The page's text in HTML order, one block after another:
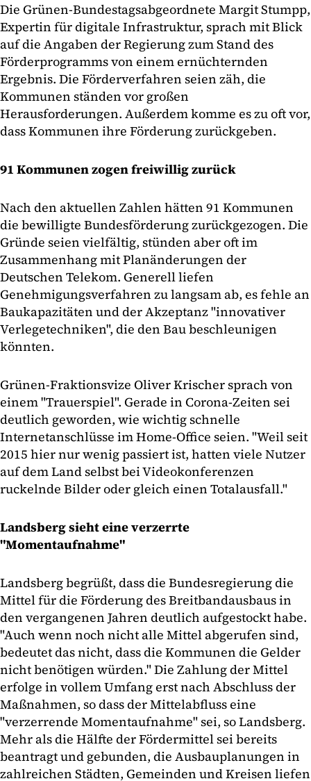
Die Grünen-Bundestagsabgeordnete Margit Stumpp,
Expertin für digitale Infrastruktur, sprach mit Blick
auf die Angaben der Regierung zum Stand des
Förderprogramms von einem ernüchternden
Ergebnis. Die Förderverfahren seien zäh, die
Kommunen ständen vor großen
Herausforderungen. Außerdem komme es zu oft vor,
dass Kommunen ihre Förderung zurückgeben.
91 Kommunen zogen freiwillig zurück
Nach den aktuellen Zahlen hätten 91 Kommunen
die bewilligte Bundesförderung zurückgezogen. Die
Gründe seien vielfältig, stünden aber oft im
Zusammenhang mit Planänderungen der
Deutschen Telekom. Generell liefen
Genehmigungsverfahren zu langsam ab, es fehle an
Baukapazitäten und der Akzeptanz "innovativer
Verlegetechniken", die den Bau beschleunigen
könnten.
Grünen-Fraktionsvize Oliver Krischer sprach von
einem "Trauerspiel". Gerade in Corona-Zeiten sei
deutlich geworden, wie wichtig schnelle
Internetanschlüsse im Home-Office seien. "Weil seit
2015 hier nur wenig passiert ist, hatten viele Nutzer
auf dem Land selbst bei Videokonferenzen
ruckelnde Bilder oder gleich einen Totalausfall."
Landsberg sieht eine verzerrte
"Momentaufnahme"
Landsberg begrüßt, dass die Bundesregierung die
Mittel für die Förderung des Breitbandausbaus in
den vergangenen Jahren deutlich aufgestockt habe.
"Auch wenn noch nicht alle Mittel abgerufen sind,
bedeutet das nicht, dass die Kommunen die Gelder
nicht benötigen würden." Die Zahlung der Mittel
erfolge in vollem Umfang erst nach Abschluss der
Maßnahmen, so dass der Mittelabfluss eine
"verzerrende Momentaufnahme" sei, so Landsberg.
Mehr als die Hälfte der Fördermittel sei bereits
beantragt und gebunden, die Ausbauplanungen in
zahlreichen Städten, Gemeinden und Kreisen liefen